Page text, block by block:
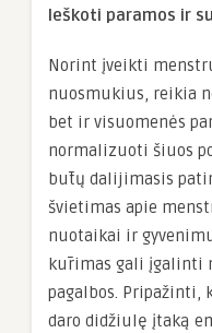
Ieškoti paramos ir
Norint įveikti
nuosmukius, reikia
bet ir visuomenės
normalizuoti šiuos
būtų dalijimasis
švietimas apie
nuotaikai ir
kūrimas gali įgalinti
pagalbos. Pripažinti,
daro didžiulę įtaką